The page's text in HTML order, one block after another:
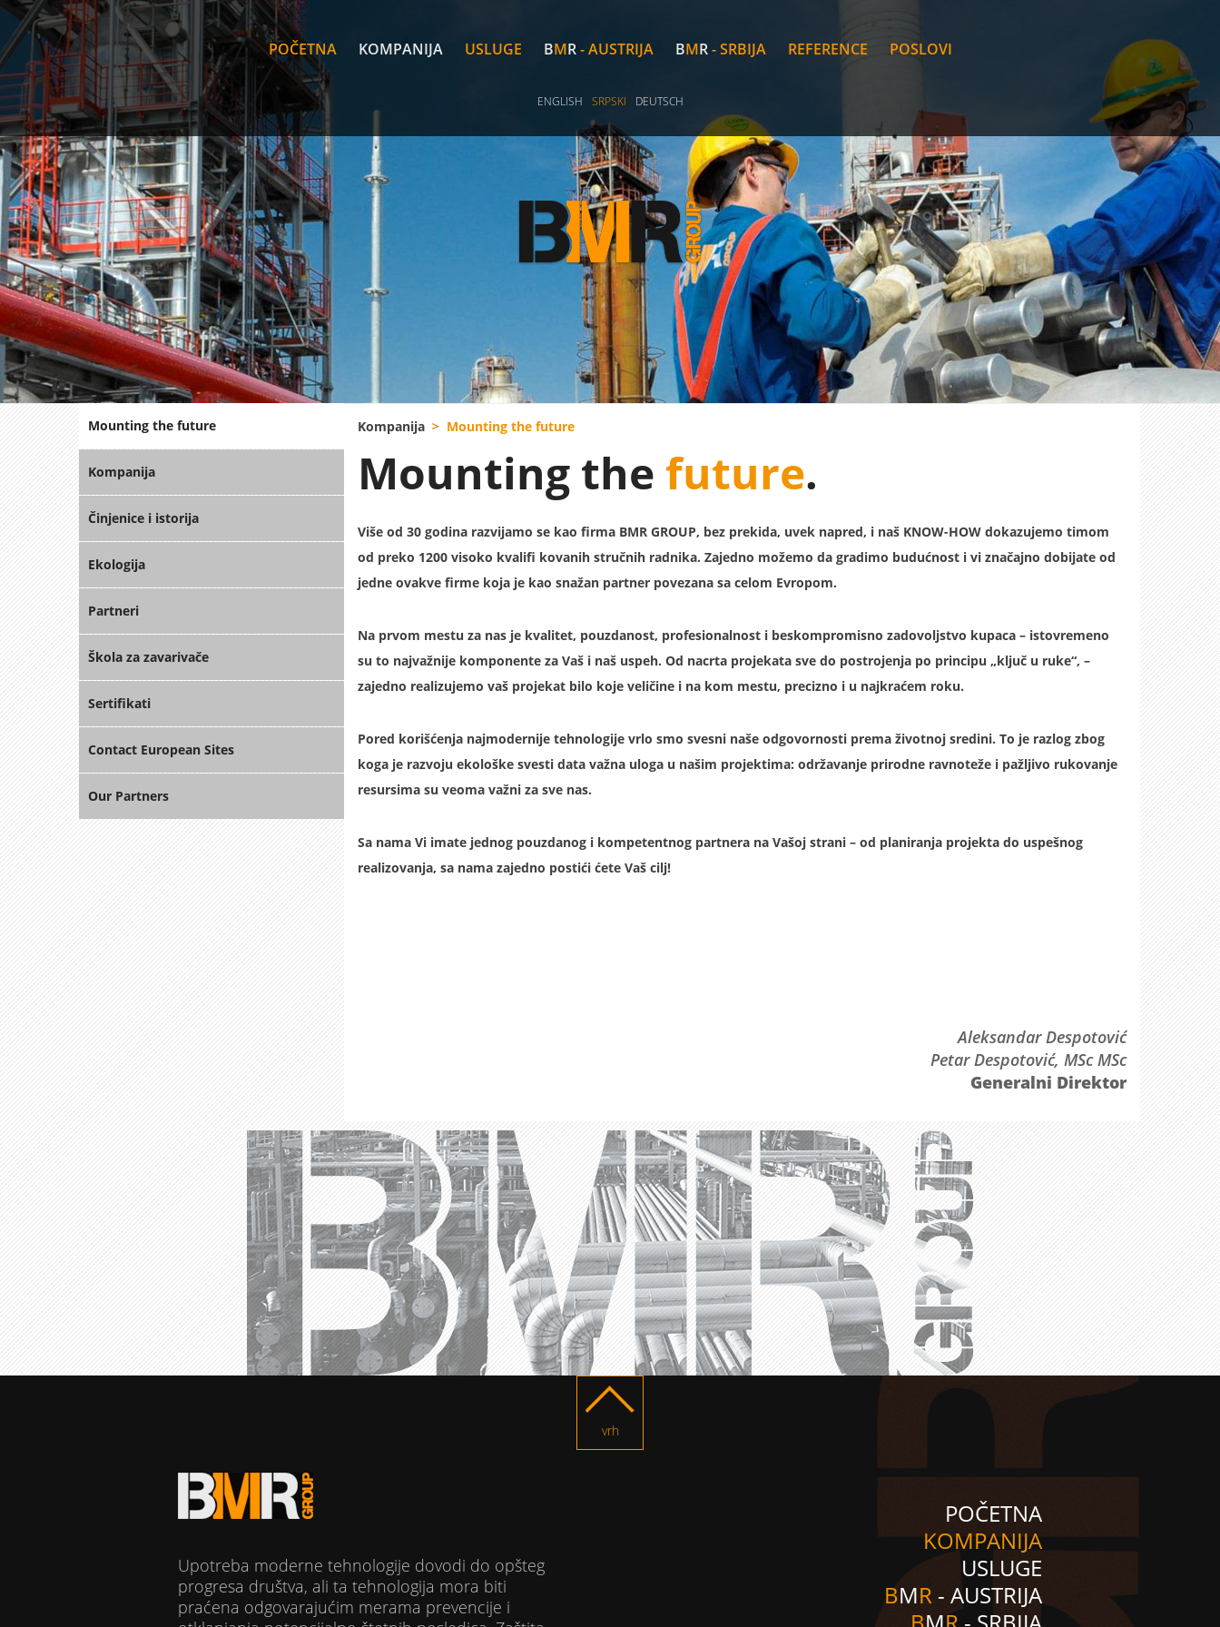
POČETNA KOMPANIJA USLUGE BMR- AUSTRIJA BMR- SRBIJA REFERENCE POSLOVI
ENGLISH SRPSKI DEUTSCH
Mounting the future
Kompanija
Činjenice i istorija
Ekologija
Partneri
Škola za zavarivače
Sertifikati
Contact European Sites
Our Partners
Kompanija Mounting the future
Mounting the future.
Više od 30 godina razvijamo se kao firma BMR GROUP, bez prekida, uvek napred, i naš KNOW-HOW dokazujemo timom
od preko 1200 visoko kvalifi kovanih stručnih radnika. Zajedno možemo da gradimo budućnost i vi značajno dobijate od
jedne ovakve firme koja je kao snažan partner povezana sa celom Evropom.
Na prvom mestu za nas je kvalitet, pouzdanost, profesionalnost i beskompromisno zadovoljstvo kupaca – istovremeno
su to najvažnije komponente za Vaš i naš uspeh. Od nacrta projekata sve do postrojenja po principu „ključ u ruke“, –
zajedno realizujemo vaš projekat bilo koje veličine i na kom mestu, precizno i u najkraćem roku.
Pored korišćenja najmodernije tehnologije vrlo smo svesni naše odgovornosti prema životnoj sredini. To je razlog zbog
koga je razvoju ekološke svesti data važna uloga u našim projektima: održavanje prirodne ravnoteže i pažljivo rukovanje
resursima su veoma važni za sve nas.
Sa nama Vi imate jednog pouzdanog i kompetentnog partnera na Vašoj strani – od planiranja projekta do uspešnog
realizovanja, sa nama zajedno postići ćete Vaš cilj!
Aleksandar Despotović
Petar Despotović, MSc MSc
Generalni Direktor
vrh
Upotreba moderne tehnologije dovodi do opšteg
progresa društva, ali ta tehnologija mora biti
praćena odgovarajućim merama prevencije i
POČETNA
KOMPANIJA
USLUGE
BMR - AUSTRIJA